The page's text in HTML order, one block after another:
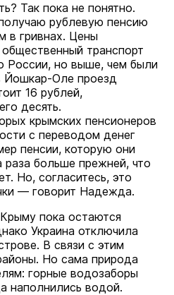
Так пока не понятно.
рублевую пенсию
в гривнах. Цены
транспорт
России, но выше, чем были
Йошкар-Оле проезд
16 рублей,
десять.
крымских пенсионеров
с переводом денег
пенсии, которую они
раза больше прежней, что
Но, согласитесь, это
— говорит Надежда.
пока остаются
Украина отключила
В связи с этим
Но сама природа
горные водозаборы
наполнились водой.